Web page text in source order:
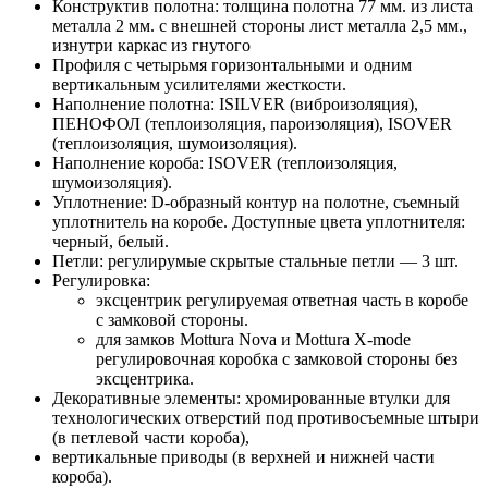
Конструктив полотна: толщина полотна 77 мм. из листа
металла 2 мм. с внешней стороны лист металла 2,5 мм.,
изнутри каркас из гнутого
Профиля с четырьмя горизонтальными и одним
вертикальным усилителями жесткости.
Наполнение полотна: ISILVER (виброизоляция),
ПЕНОФОЛ (теплоизоляция, пароизоляция), ISOVER
(теплоизоляция, шумоизоляция).
Наполнение короба: ISOVER (теплоизоляция,
шумоизоляция).
Уплотнение: D-образный контур на полотне, съемный
уплотнитель на коробе. Доступные цвета уплотнителя:
черный, белый.
Петли: регулирумые скрытые стальные петли — 3 шт.
Регулировка:
эксцентрик регулируемая ответная часть в коробе
с замковой стороны.
для замков Mottura Nova и Mottura X-mode
регулировочная коробка с замковой стороны без
эксцентрика.
Декоративные элементы: хромированные втулки для
технологических отверстий под противосъемные штыри
(в петлевой части короба),
вертикальные приводы (в верхней и нижней части
короба).